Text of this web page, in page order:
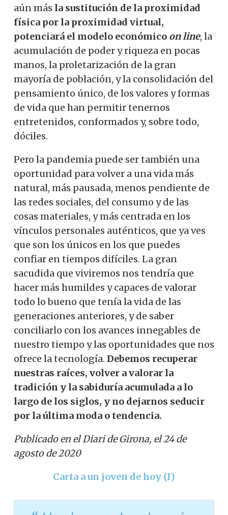
aún más la sustitución de la proximidad
física por la proximidad virtual,
potenciará el modelo económico on line, la
acumulación de poder y riqueza en pocas
manos, la proletarización de la gran
mayoría de población, y la consolidación del
pensamiento único, de los valores y formas
de vida que han permitir tenernos
entretenidos, conformados y, sobre todo,
dóciles.
Pero la pandemia puede ser también una
oportunidad para volver a una vida más
natural, más pausada, menos pendiente de
las redes sociales, del consumo y de las
cosas materiales, y más centrada en los
vínculos personales auténticos, que ya ves
que son los únicos en los que puedes
confiar en tiempos difíciles. La gran
sacudida que viviremos nos tendría que
hacer más humildes y capaces de valorar
todo lo bueno que tenía la vida de las
generaciones anteriores, y de saber
conciliarlo con los avances innegables de
nuestro tiempo y las oportunidades que nos
ofrece la tecnología. Debemos recuperar
nuestras raíces, volver a valorar la
tradición y la sabiduría acumulada a lo
largo de los siglos, y no dejarnos seducir
por la última moda o tendencia.
Publicado en el Diari de Girona, el 24 de
agosto de 2020
Carta a un joven de hoy (I)